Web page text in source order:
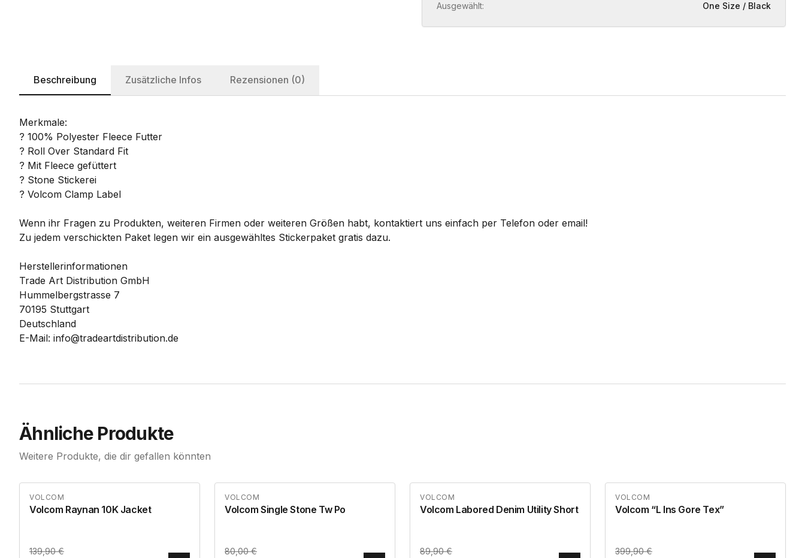
Ausgewählt: One Size / Black
Beschreibung Zusätzliche Infos Rezensionen (0)
Merkmale:
? 100% Polyester Fleece Futter
? Roll Over Standard Fit
? Mit Fleece gefüttert
? Stone Stickerei
? Volcom Clamp Label
Wenn ihr Fragen zu Produkten, weiteren Firmen oder weiteren Größen habt, kontaktiert uns einfach per Telefon oder email!
Zu jedem verschickten Paket legen wir ein ausgewähltes Stickerpaket gratis dazu.
Herstellerinformationen
Trade Art Distribution GmbH
Hummelbergstrasse 7
70195 Stuttgart
Deutschland
E-Mail: info@tradeartdistribution.de
Ähnliche Produkte
Weitere Produkte, die dir gefallen könnten
VOLCOM
Volcom Raynan 10K Jacket
139,90€
VOLCOM
Volcom Single Stone Tw Po
80,00€
VOLCOM
Volcom Labored Denim Utility Short
89,90€
VOLCOM
Volcom “L Ins Gore Tex”
399,90€